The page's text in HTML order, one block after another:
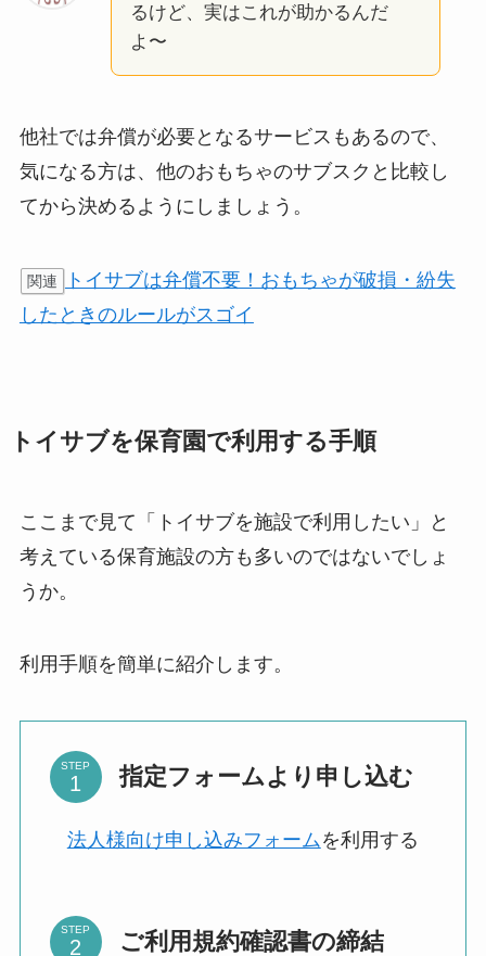
るけど、実はこれが助かるんだ
よ〜
他社では弁償が必要となるサービスもあるので、
気になる方は、他のおもちゃのサブスクと比較し
てから決めるようにしましょう。
関連
トイサブは弁償不要！おもちゃが破損・紛失
したときのルールがスゴイ
トイサブを保育園で利用する手順
ここまで見て「トイサブを施設で利用したい」と
考えている保育施設の方も多いのではないでしょ
うか。
利用手順を簡単に紹介します。
STEP 指定フォームより申し込む
法人様向け申し込みフォーム を利用する
STEP ご利用規約確認書の締結